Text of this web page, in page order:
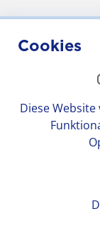
Cookies
Diese